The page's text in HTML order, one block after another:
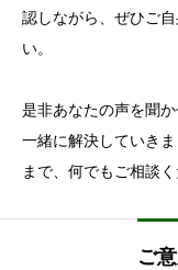
認しながら、ぜひご
い。
是非あなたの声を聞
一緒に解決していき
まで、何でもご相談く
ご